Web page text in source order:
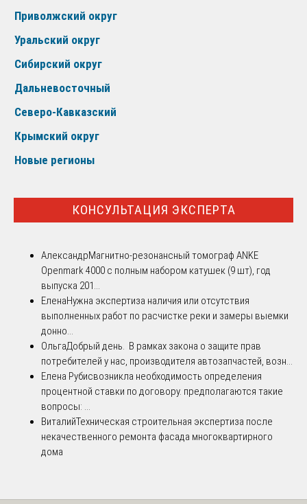
Приволжский округ
Уральский округ
Сибирский округ
Дальневосточный
Северо-Кавказский
Крымский округ
Новые регионы
КОНСУЛЬТАЦИЯ ЭКСПЕРТА
АлександрМагнитно-резонансный томограф ANKE
Openmark 4000 с полным набором катушек (9 шт), год
выпуска 201...
ЕленаНужна экспертиза наличия или отсутствия
выполненных работ по расчистке реки и замеры выемки
донно...
ОльгаДобрый день. В рамках закона о защите прав
потребителей у нас, производителя автозапчастей, возн...
Елена Рубисвозникла необходимость определения
процентной ставки по договору. предполагаются такие
вопросы: ...
ВиталийТехническая строительная экспертиза после
некачественного ремонта фасада многоквартирного
дома